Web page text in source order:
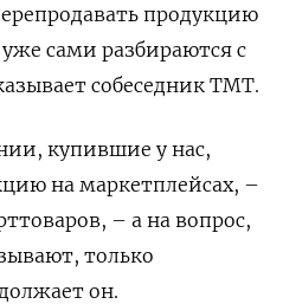
продукцию
сами разбираются с
собеседник TMT.
купившие у нас,
на маркетплейсах, –
– а на вопрос,
только
он.